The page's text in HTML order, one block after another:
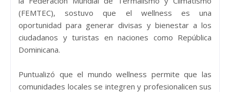
(FEMTEC), sostuvo que el wellness es una
oportunidad para generar divisas y bienestar a los
ciudadanos y turistas en naciones como República
Dominicana.
Puntualizó que el mundo wellness permite que las
comunidades locales se integren y profesionalicen sus